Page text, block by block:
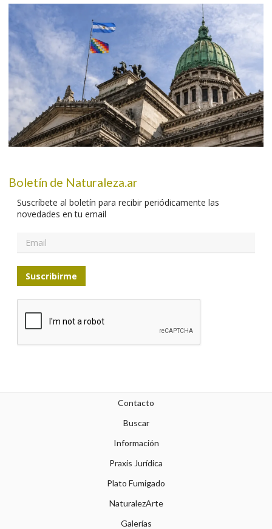
Boletín de Naturaleza.ar
Suscríbete al boletín para recibir periódicamente las
novedades en tu email
Suscribirme
Contacto
Buscar
Información
Praxis Jurídica
Plato Fumigado
NaturalezArte
Galerías